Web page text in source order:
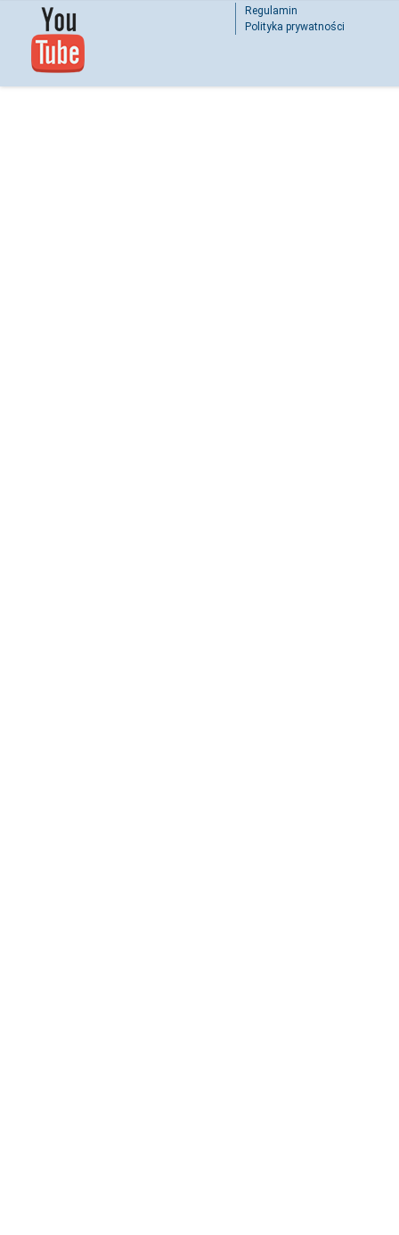
Regulamin
Polityka prywatności